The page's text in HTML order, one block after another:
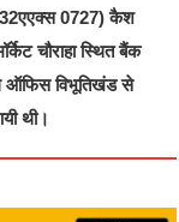
32एएक्स 0727) कैश
चौराहा स्थित बैंक
ऑफिस विभूतिखंड से
थी।